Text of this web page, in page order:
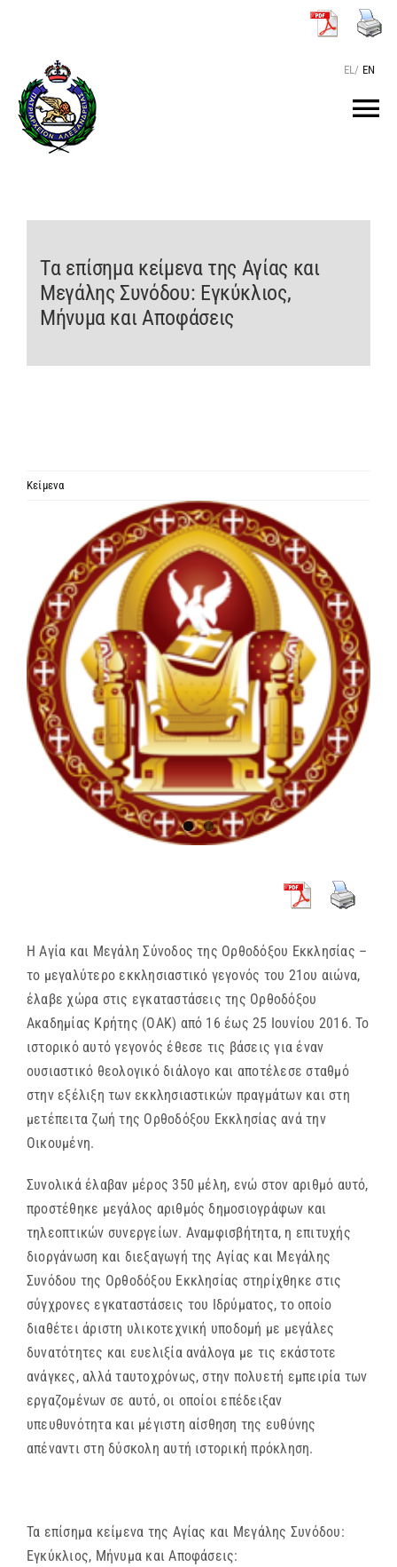
περιεχόμενο
EL/ EN
ΤΟ ΠΑΤΡΙΑΡΧΕΙΟ
ΕΝΗΜΕΡΩΣΗ
ΣΥΝΔΕΣΕΙΣ
Τα επίσημα κείμενα της Αγίας και
Μεγάλης Συνόδου: Εγκύκλιος,
Μήνυμα και Αποφάσεις
Κείμενα
μεγαλύτερης
εικόνας
Η Αγία και Μεγάλη Σύνοδος της Ορθοδόξου Εκκλησίας –
το μεγαλύτερο εκκλησιαστικό γεγονός του 21ου αιώνα,
έλαβε χώρα στις εγκαταστάσεις της Ορθοδόξου
Ακαδημίας Κρήτης (ΟΑΚ) από 16 έως 25 Ιουνίου 2016. Το
ιστορικό αυτό γεγονός έθεσε τις βάσεις για έναν
ουσιαστικό θεολογικό διάλογο και αποτέλεσε σταθμό
στην εξέλιξη των εκκλησιαστικών πραγμάτων και στη
μετέπειτα ζωή της Ορθοδόξου Εκκλησίας ανά την
Οικουμένη.
Συνολικά έλαβαν μέρος 350 μέλη, ενώ στον αριθμό αυτό,
προστέθηκε μεγάλος αριθμός δημοσιογράφων και
τηλεοπτικών συνεργείων. Αναμφισβήτητα, η επιτυχής
διοργάνωση και διεξαγωγή της Αγίας και Μεγάλης
Συνόδου της Ορθοδόξου Εκκλησίας στηρίχθηκε στις
σύγχρονες εγκαταστάσεις του Ιδρύματος, το οποίο
διαθέτει άριστη υλικοτεχνική υποδομή με μεγάλες
δυνατότητες και ευελιξία ανάλογα με τις εκάστοτε
ανάγκες, αλλά ταυτοχρόνως, στην πολυετή εμπειρία των
εργαζομένων σε αυτό, οι οποίοι επέδειξαν
υπευθυνότητα και μέγιστη αίσθηση της ευθύνης
απέναντι στη δύσκολη αυτή ιστορική πρόκληση.
Τα επίσημα κείμενα της Αγίας και Μεγάλης Συνόδου:
Εγκύκλιος, Μήνυμα και Αποφάσεις: